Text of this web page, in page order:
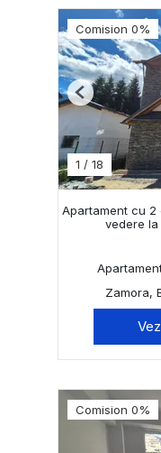
Comision 0%
1 / 18
Previous
Apartament cu 2
vedere la
Zamora,
Comision 0%